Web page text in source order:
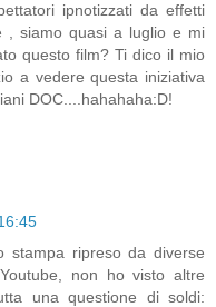
ipnotizzati da effetti
, siamo quasi a luglio e mi
questo film? Ti dico il mio
a vedere questa iniziativa
DOC....hahahaha:D!
stampa ripreso da diverse
non ho visto altre
una questione di soldi: